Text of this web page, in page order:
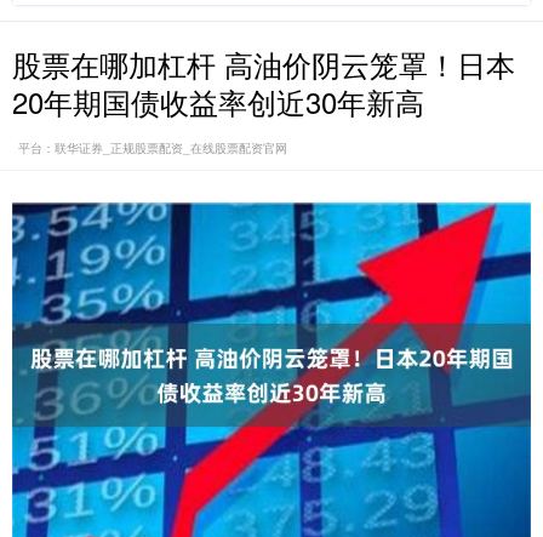
股票在哪加杠杆 高油价阴云笼罩！日本
20年期国债收益率创近30年新高
平台：联华证券_正规股票配资_在线股票配资官网